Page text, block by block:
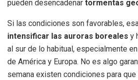
pueden desencadenar tormentas
Si las condiciones son favorables,
intensificar las auroras boreales y
al sur de lo habitual, especialmente
de América y Europa. No es algo
semana existen condiciones para